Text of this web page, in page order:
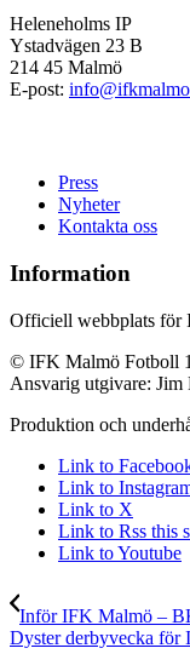
Heleneholms IP
Ystadvägen 23 B
214 45 Malmö
E-post:
Press
Nyheter
Kontakta oss
Information
Officiell webbplats för
© IFK Malmö Fotboll
Ansvarig utgivare: Jim
Produktion och
Link to
Link to
Link to X
Link to Rss this
Link to Youtube
Inför IFK Malmö –
Dyster derbyvecka för